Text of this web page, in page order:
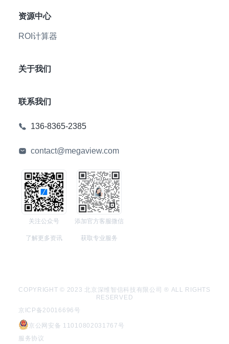
资源中心
ROI计算器
关于我们
联系我们
136-8365-2385
contact@megaview.com
关注公众号
了解更多资讯
添加官方客服微信
获取专业服务
COPYRIGHT © 2023 北京深维智信科技有限公司 ® ALL RIGHTS
RESERVED
京ICP备20016696号
京公网安备 11010802031767号
服务协议